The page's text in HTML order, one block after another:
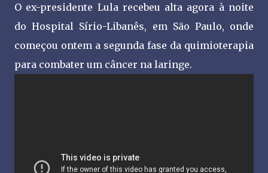
O ex-presidente Lula recebeu alta agora à noite
do Hospital Sírio-Libanês, em São Paulo, onde
começou ontem a segunda fase da quimioterapia
para combater um câncer na laringe.